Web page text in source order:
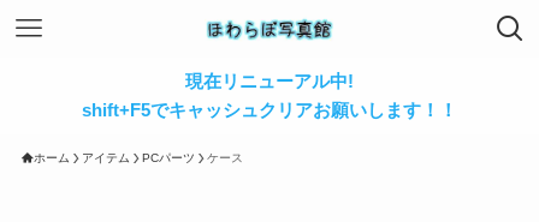
現在リニューアル中!
shift+F5でキャッシュクリアお願いします！！
ホーム アイテム PCパーツ ケース